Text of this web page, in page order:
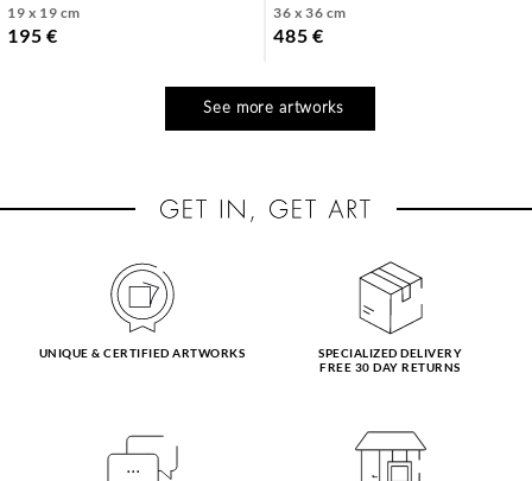
19 x 19 cm
195 €
36 x 36 cm
485 €
See more artworks
UNIQUE & CERTIFIED ARTWORKS
SPECIALIZED DELIVERY
FREE 30 DAY RETURNS